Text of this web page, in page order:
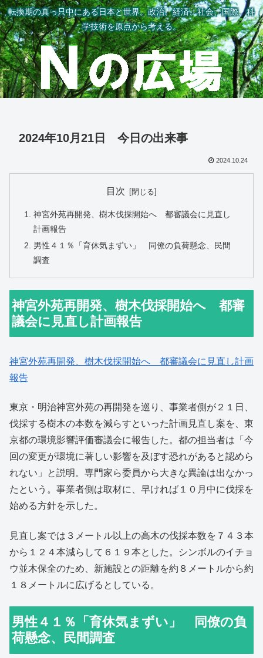
転換期の真っ只中にある日本と世界。政治、経済、社会、国際、科
学技術を原点から考える。
2024年10月21日 今日の出来事
2024.10.24
目次
神宮外苑再開発、樹木伐採開始へ 都審議会に見直し
計画報告
男性４１％「育休気まずい」 同僚の負荷懸念、民間
調査
神宮外苑再開発、樹木伐採開始へ 都審
議会に見直し計画報告
神宮外苑再開発、樹木伐採開始へ 都審議会に見直し計画
報告
東京・明治神宮外苑の再開発を巡り、事業者側が２１日、
伐採する樹木の本数を減らすといった計画見直し案を、東
京都の環境影響評価審議会に報告した。都の担当者は「今
回の変更が環境に著しい影響を及ぼす恐れがあると認めら
れない」と説明。専門家ら委員から大きな異論は出なかっ
たという。事業者側は取材に、早ければ１０月中に伐採を
始める方針を示した。
見直し案では３メートル以上の高木の伐採本数を７４３本
から１２４本減らして６１９本とした。シンボルのイチョ
ウ並木保全のため、新施設との距離を約８メートルから約
１８メートルに広げるとしている。
男性４１％「育休気まずい」 同僚の負
荷懸念、民間調査